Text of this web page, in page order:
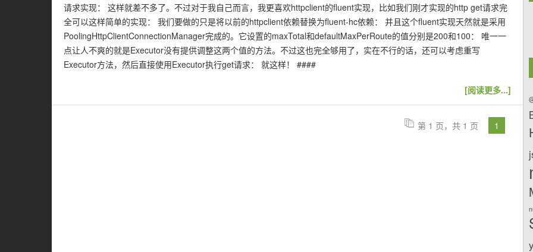
请求实现： 这样就差不多了。不过对于我自己而言，我更喜欢httpclient的fluent实现，比如我们刚才实现的http get请求完
全可以这样简单的实现： 我们要做的只是将以前的httpclient依赖替换为fluent-hc依赖： 并且这个fluent实现天然就是采用
PoolingHttpClientConnectionManager完成的。它设置的maxTotal和defaultMaxPerRoute的值分别是200和100： 唯一一
点让人不爽的就是Executor没有提供调整这两个值的方法。不过这也完全够用了，实在不行的话，还可以考虑重写
Executor方法，然后直接使用Executor执行get请求： 就这样！ ####
[阅读更多...]
第 1 页，共 1 页 1